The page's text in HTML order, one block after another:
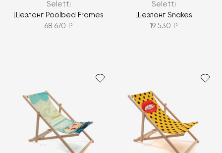
Seletti
Шезлонг Poolbed Frames
68 670 ₽
Seletti
Шезлонг Snakes
19 530 ₽